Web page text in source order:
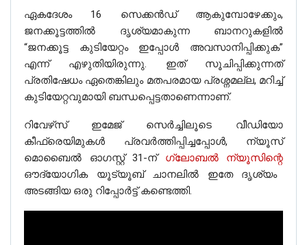
ഏകദേശം 16 സെക്കൻഡ് ആകുമ്പോഴേക്കും,
ജനക്കൂട്ടത്തിൽ ദൃശ്യമാകുന്ന ബാനറുകളിൽ
“ജനക്കൂട്ട കുടിയേറ്റം ഇപ്പോൾ അവസാനിപ്പിക്കുക”
എന്ന് എഴുതിയിരുന്നു. ഇത് സൂചിപ്പിക്കുന്നത്
പ്രതിഷേധം ഏതെങ്കിലും മതപരമായ പ്രശ്നമല്ല, മറിച്ച്
കുടിയേറ്റവുമായി ബന്ധപ്പെട്ടതാണെന്നാണ്.
റിവേഴ്‌സ് ഇമേജ് സെർച്ചിലൂടെ വീഡിയോ
കീഫ്രെയിമുകൾ പ്രവർത്തിപ്പിച്ചപ്പോൾ, ന്യൂസ്
മൊബൈൽ ഓഗസ്റ്റ് 31-ന് ഗ്ലോബൽ ന്യൂസിന്റെ
ഔദ്യോഗിക യൂട്യൂബ് ചാനലിൽ ഇതേ ദൃശ്യം
അടങ്ങിയ ഒരു റിപ്പോർട്ട് കണ്ടെത്തി.